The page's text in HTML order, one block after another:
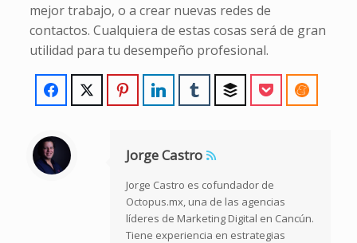
mejor trabajo, o a crear nuevas redes de
contactos. Cualquiera de estas cosas será de gran
utilidad para tu desempeño profesional.
Jorge Castro
Jorge Castro es cofundador de
Octopus.mx, una de las agencias
líderes de Marketing Digital en Cancún.
Tiene experiencia en estrategias